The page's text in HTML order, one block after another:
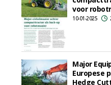
voor
10-01-2025
Major
Europese
Hedge